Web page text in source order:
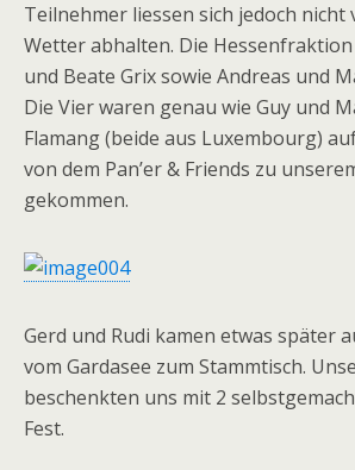
Teilnehmer liessen sich jedoch nicht
Wetter abhalten. Die
und Beate Grix sowie Andreas und
Die Vier waren genau wie Guy und
Flamang (beide aus Luxembourg)
von dem Pan’er & Friends zu
gekommen.
Gerd und Rudi kamen etwas später
vom Gardasee zum Stammtisch.
beschenkten uns mit 2
Fest.